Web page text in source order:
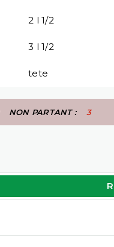
2 l 1/2
3 l 1/2
tete
NON PARTANT : 3